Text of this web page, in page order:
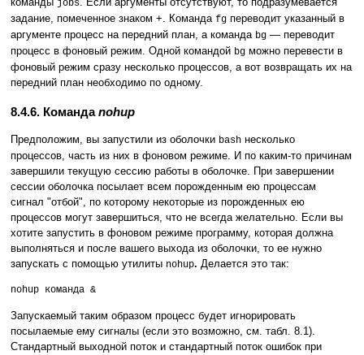
jobs
задание, помеченное знаком +. Команда fg переводит указанный в
аргументе процесс на передний план, а команда bg — переводит
процесс в фоновый режим. Одной командой bg можно перевести в
фоновый режим сразу несколько процессов, а вот возвращать их на
передний план необходимо по одному.
8.4.6. Командаnohup
Предположим, вы запустили из оболочки bash несколько
процессов, часть из них в фоновом режиме. И по каким-то причинам
завершили текущую сессию работы в оболочке. При завершении
сессии оболочка посылает всем порожденным ею процессам
сигнал "отбой", по которому некоторые из порожденных ею
процессов могут завершиться, что не всегда желательно. Если вы
хотите запустить в фоновом режиме программу, которая должна
выполняться и после вашего выхода из оболочки, то ее нужно
запускать с помощью утилиты nohup. Делается это так:
nohup команда &
Запускаемый таким образом процесс будет игнорировать
посылаемые ему сигналы (если это возможно, см. табл. 8.1).
Стандартный выходной поток и стандартный поток ошибок при